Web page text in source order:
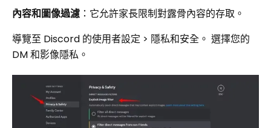
內容和圖像過濾 ：它允許家長限制對露骨內容的存取。
導覽至 Discord 的使用者設定 > 隱私和安全。 選擇您的
DM 和影像隱私。